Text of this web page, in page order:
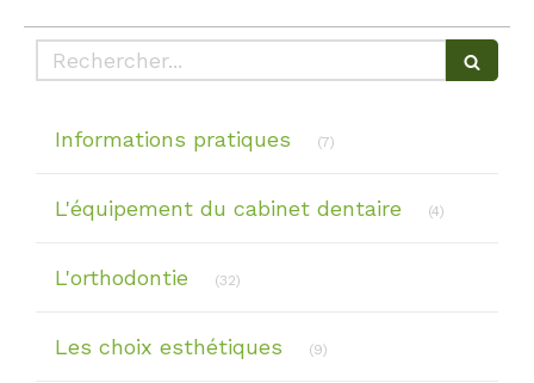
Rechercher
Informations pratiques (7)
L'équipement du cabinet dentaire (4)
L'orthodontie (32)
Les choix esthétiques (9)